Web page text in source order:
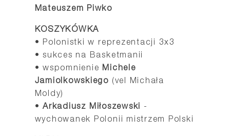
Mateuszem Piwko
KOSZYKÓWKA
• Polonistki w reprezentacji 3x3
• sukces na Basketmanii
• wspomnienie Michele
Jamiolkowskiego (vel Michała
Moldy)
•Arkadiusz Miłoszewski -
wychowanek Polonii mistrzem Polski